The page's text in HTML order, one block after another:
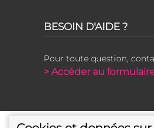
BESOIN D'AIDE ?
Pour toute question,
> Accéder au